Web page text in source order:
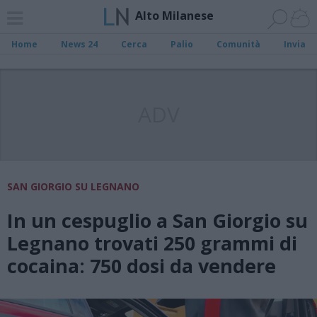
Alto Milanese
Home News 24 Cerca Palio Comunità Invia
SAN GIORGIO SU LEGNANO
In un cespuglio a San Giorgio su
Legnano trovati 250 grammi di
cocaina: 750 dosi da vendere